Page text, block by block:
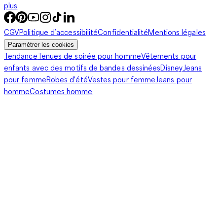
plus
CGVPolitique d’accessibilitéConfidentialitéMentions légales
Paramétrer les cookies
TendanceTenues de soirée pour hommeVêtements pour
enfants avec des motifs de bandes dessinéesDisneyJeans
pour femmeRobes d'étéVestes pour femmeJeans pour
hommeCostumes homme